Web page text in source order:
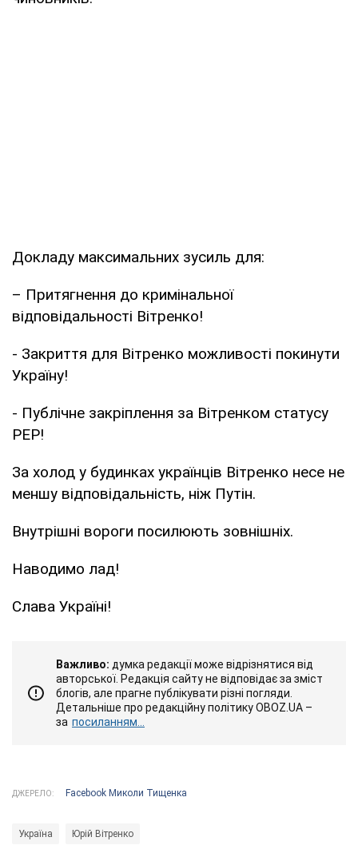
Докладу максимальних зусиль для:
– Притягнення до кримінальної
відповідальності Вітренко!
- Закриття для Вітренко можливості покинути
Україну!
- Публічне закріплення за Вітренком статусу
PEP!
За холод у будинках українців Вітренко несе не
меншу відповідальність, ніж Путін.
Внутрішні вороги посилюють зовнішніх.
Наводимо лад!
Слава Україні!
Важливо: думка редакції може відрізнятися від
авторської. Редакція сайту не відповідає за зміст
блогів, але прагне публікувати різні погляди.
Детальніше про редакційну політику OBOZ.UA –
за посиланням...
ДЖЕРЕЛО: Facebook Миколи Тищенка
Україна Юрій Вітренко